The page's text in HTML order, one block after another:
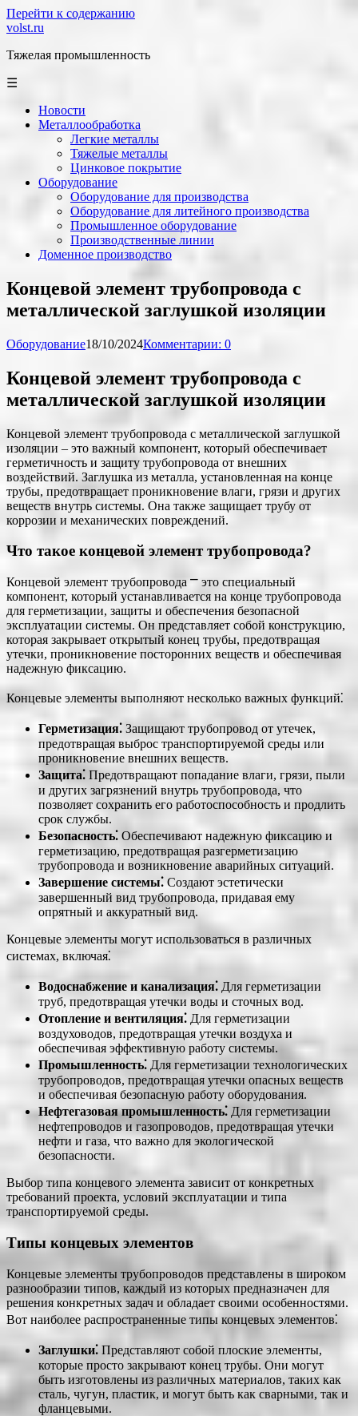
Перейти к содержанию
volst.ru
Тяжелая промышленность
☰
Новости
Металлообработка
Легкие металлы
Тяжелые металлы
Цинковое покрытие
Оборудование
Оборудование для производства
Оборудование для литейного производства
Промышленное оборудование
Производственные линии
Доменное производство
Концевой элемент трубопровода с
металлической заглушкой изоляции
Оборудование18/10/2024Комментарии: 0
Концевой элемент трубопровода с
металлической заглушкой изоляции
Концевой элемент трубопровода с металлической заглушкой
изоляции ‒ это важный компонент, который обеспечивает
герметичность и защиту трубопровода от внешних
воздействий. Заглушка из металла, установленная на конце
трубы, предотвращает проникновение влаги, грязи и других
веществ внутрь системы. Она также защищает трубу от
коррозии и механических повреждений.
Что такое концевой элемент трубопровода?
Концевой элемент трубопровода ⎻ это специальный
компонент, который устанавливается на конце трубопровода
для герметизации, защиты и обеспечения безопасной
эксплуатации системы. Он представляет собой конструкцию,
которая закрывает открытый конец трубы, предотвращая
утечки, проникновение посторонних веществ и обеспечивая
надежную фиксацию.
Концевые элементы выполняют несколько важных функций⁚
Герметизация⁚ Защищают трубопровод от утечек,
предотвращая выброс транспортируемой среды или
проникновение внешних веществ.
Защита⁚ Предотвращают попадание влаги, грязи, пыли
и других загрязнений внутрь трубопровода, что
позволяет сохранить его работоспособность и продлить
срок службы.
Безопасность⁚ Обеспечивают надежную фиксацию и
герметизацию, предотвращая разгерметизацию
трубопровода и возникновение аварийных ситуаций.
Завершение системы⁚ Создают эстетически
завершенный вид трубопровода, придавая ему
опрятный и аккуратный вид.
Концевые элементы могут использоваться в различных
системах, включая⁚
Водоснабжение и канализация⁚ Для герметизации
труб, предотвращая утечки воды и сточных вод.
Отопление и вентиляция⁚ Для герметизации
воздуховодов, предотвращая утечки воздуха и
обеспечивая эффективную работу системы.
Промышленность⁚ Для герметизации технологических
трубопроводов, предотвращая утечки опасных веществ
и обеспечивая безопасную работу оборудования.
Нефтегазовая промышленность⁚ Для герметизации
нефтепроводов и газопроводов, предотвращая утечки
нефти и газа, что важно для экологической
безопасности.
Выбор типа концевого элемента зависит от конкретных
требований проекта, условий эксплуатации и типа
транспортируемой среды.
Типы концевых элементов
Концевые элементы трубопроводов представлены в широком
разнообразии типов, каждый из которых предназначен для
решения конкретных задач и обладает своими особенностями.
Вот наиболее распространенные типы концевых элементов⁚
Заглушки⁚ Представляют собой плоские элементы,
которые просто закрывают конец трубы. Они могут
быть изготовлены из различных материалов, таких как
сталь, чугун, пластик, и могут быть как сварными, так и
фланцевыми.